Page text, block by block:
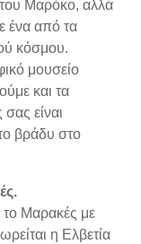
Μαρόκο, αλλά
ένα από τα
κόσμου.
μουσείο
και τα
είναι
βράδυ στο
Μαρακές με
η Ελβετία